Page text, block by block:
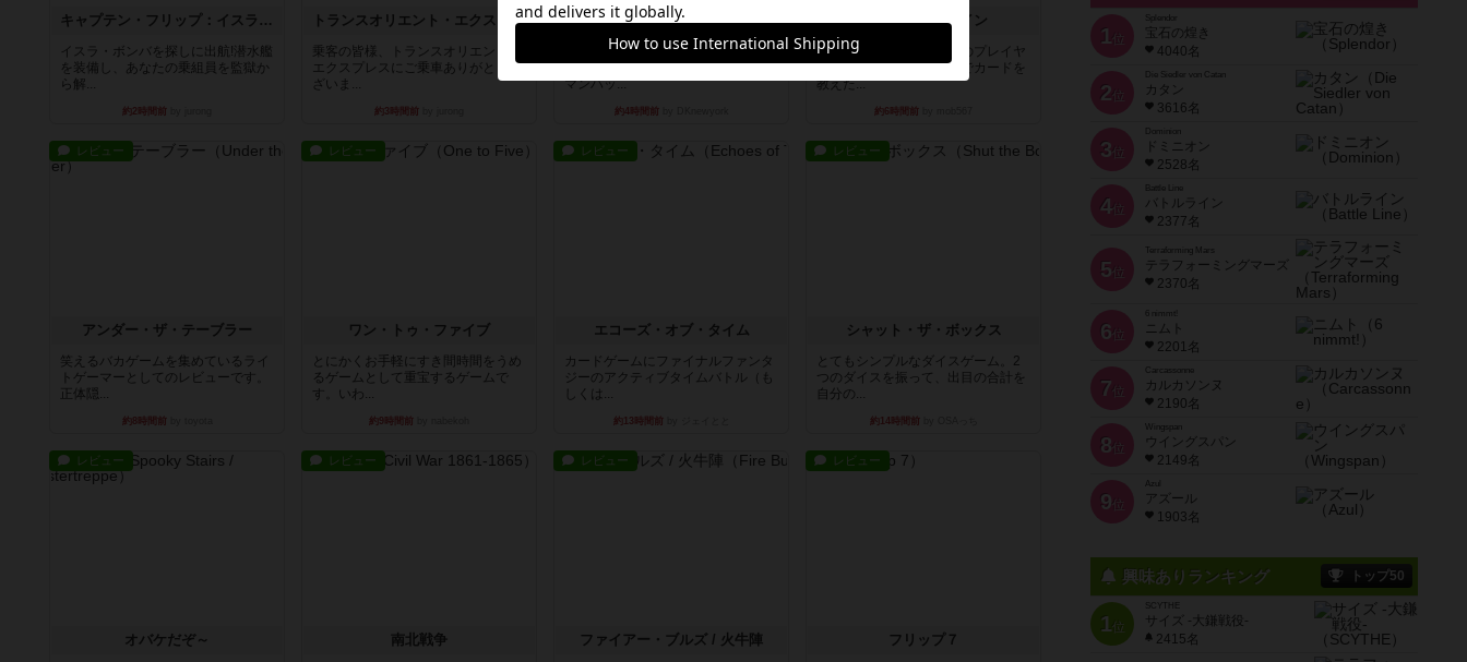
キャプテン・フリップ：イスラ・ボンバ
イスラ・ボンバを探しに出航!潜水艦
を装備し、あなたの乗組員を監獄か
ら解...
約2時間前
トランスオリエント・エクスプレス
乗客の皆様、トランスオリエント・
エクスプレスにご乗車ありがとうご
ざいま...
約3時間前
フラットアイアン
世界に浸れる度 ☆☆☆☆★楽し
さ ☆☆☆☆★タイパ ☆☆☆☆☆
マンハッ...
約4時間前
花火：スターマイン
自分のカードは見えず他のプレイヤ
ーのカードが見える状態でカードを
教えた...
約6時間前
レビュー
アンダー・ザ・テーブラー
笑えるバカゲームを集めているライ
トゲーマーとしてのレビューです。
正体隠...
約8時間前
レビュー
ワン・トゥ・ファイブ
とにかくお手軽にすき間時間をうめ
るゲームとして重宝するゲームで
す。いわ...
約9時間前
レビュー
エコーズ・オブ・タイム
カードゲームにファイナルファンタ
ジーのアクティブタイムバトル（も
しくは...
約13時間前
レビュー
シャット・ザ・ボックス
とてもシンプルなダイスゲーム。2
つのダイスを振って、出目の合計を
自分の...
約14時間前
レビュー
オバケだぞ～
レビュー
南北戦争
レビュー
ファイアー・ブルズ / 火牛陣
レビュー
フリップ７
1 位
宝石の煌き
4040名
2 位
Die Siedler von Catan
カタン
3616名
3 位
ドミニオン
2528名
4位
Battle Line
バトルライン
2377名
5 位
Terraforming Mars
テラフォーミングマーズ
2370名
6 位
ニムト
2201名
7 位
Carcassonne
カルカソンヌ
2190名
8 位
Wingspan
ウイングスパン
2149名
9 位
Azul
アズール
1903名
興味ありランキング トップ50
1位
SCYTHE
サイズ -大鎌戦役-
2415名